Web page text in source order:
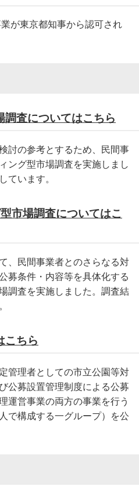
が東京都知事から認可され
調査についてはこちら
討の参考とするため、民間事
ング型市場調査を実施しまし
ています。
市場調査についてはこ
、民間事業者とのさらなる対
募条件・内容等を具体化する
調査を実施しました。調査結
こちら
管理者としての市立公園等対
公募設置管理制度による公募
運営事業の両方の事業を行う
で構成する一グループ）を公